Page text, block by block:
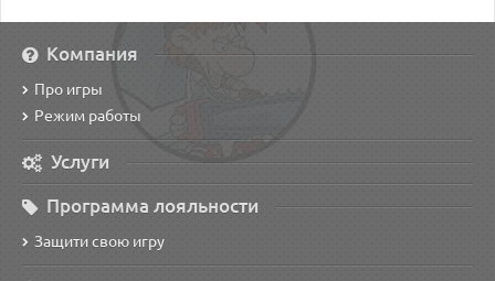
Компания
Про игры
Режим работы
Услуги
Программа лояльности
Защити свою игру